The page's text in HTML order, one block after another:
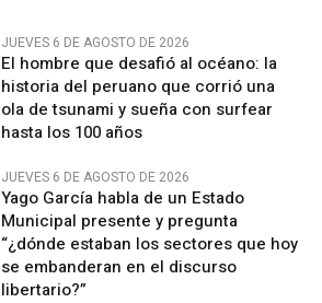
JUEVES 6 DE AGOSTO DE 2026
El hombre que desafió al océano: la
historia del peruano que corrió una
ola de tsunami y sueña con surfear
hasta los 100 años
JUEVES 6 DE AGOSTO DE 2026
Yago García habla de un Estado
Municipal presente y pregunta
“¿dónde estaban los sectores que hoy
se embanderan en el discurso
libertario?”